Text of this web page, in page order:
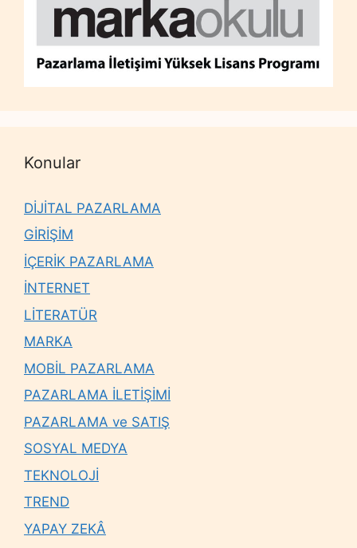
Konular
DİJİTAL PAZARLAMA
GİRİŞİM
İÇERİK PAZARLAMA
İNTERNET
LİTERATÜR
MARKA
MOBİL PAZARLAMA
PAZARLAMA İLETİŞİMİ
PAZARLAMA ve SATIŞ
SOSYAL MEDYA
TEKNOLOJİ
TREND
YAPAY ZEKÂ